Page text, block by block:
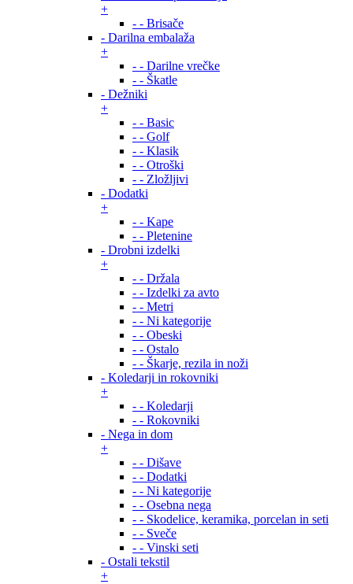
+
- - Brisače
- Darilna embalaža
+
- - Darilne vrečke
- - Škatle
- Dežniki
+
- - Basic
- - Golf
- - Klasik
- - Otroški
- - Zložljivi
- Dodatki
+
- - Kape
- - Pletenine
- Drobni izdelki
+
- - Držala
- - Izdelki za avto
- - Metri
- - Ni kategorije
- - Obeski
- - Ostalo
- - Škarje, rezila in noži
- Koledarji in rokovniki
+
- - Koledarji
- - Rokovniki
- Nega in dom
+
- - Dišave
- - Dodatki
- - Ni kategorije
- - Osebna nega
- - Skodelice, keramika, porcelan in seti
- - Sveče
- - Vinski seti
- Ostali tekstil
+